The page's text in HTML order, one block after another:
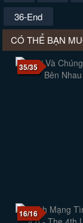
36-End
CÓ THỂ BẠN
35/35
16/16